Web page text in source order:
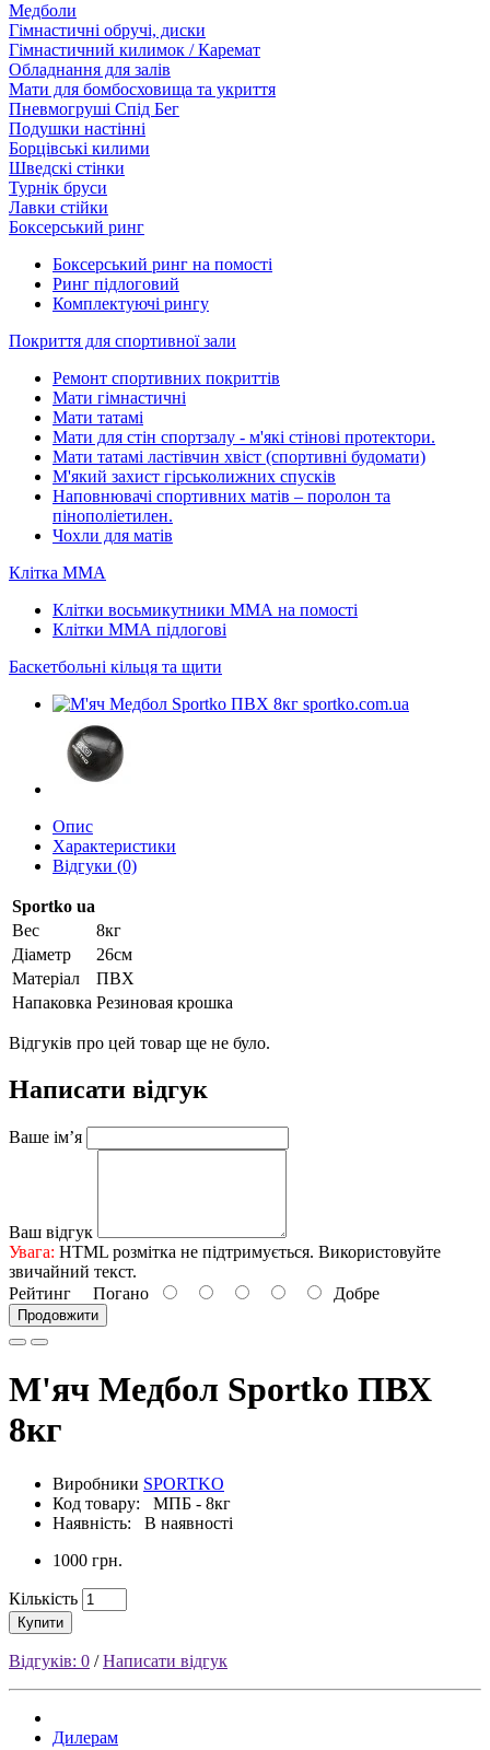
Медболи
Гімнастичні обручі, диски
Гімнастичний килимок / Каремат
Обладнання для залів
Мати для бомбосховища та укриття
Пневмогруші Спід Бег
Подушки настінні
Борцівські килими
Шведскі стінки
Турнік бруси
Лавки стійки
Боксерський ринг
Боксерський ринг на помості
Ринг підлоговий
Комплектуючі рингу
Покриття для спортивної зали
Ремонт спортивних покриттів
Мати гімнастичні
Мати татамі
Мати для стін спортзалу - м'які стінові протектори.
Мати татамі ластівчин хвіст (спортивні будомати)
М'який захист гірськолижних спусків
Наповнювачі спортивних матів – поролон та
пінополіетилен.
Чохли для матів
Клітка ММА
Клітки восьмикутники ММА на помості
Клітки ММА підлогові
Баскетбольні кільця та щити
Опис
Характеристики
Відгуки (0)
Sportko ua
Вес
8кг
Діаметр
26см
Матеріал
ПВХ
Напаковка Резиновая крошка
Відгуків про цей товар ще не було.
Написати відгук
Ваше ім’я
Ваш відгук
Увага: HTML розмітка не підтримується. Використовуйте
звичайний текст.
Рейтинг Погано Добре
Продовжити
М'яч Медбол Sportko ПВХ
8кг
Виробники SPORTKO
Код товару: МПБ - 8кг
Наявність: В наявності
1000 грн.
Кількість
Купити
Відгуків: 0 /Написати відгук
Дилерам